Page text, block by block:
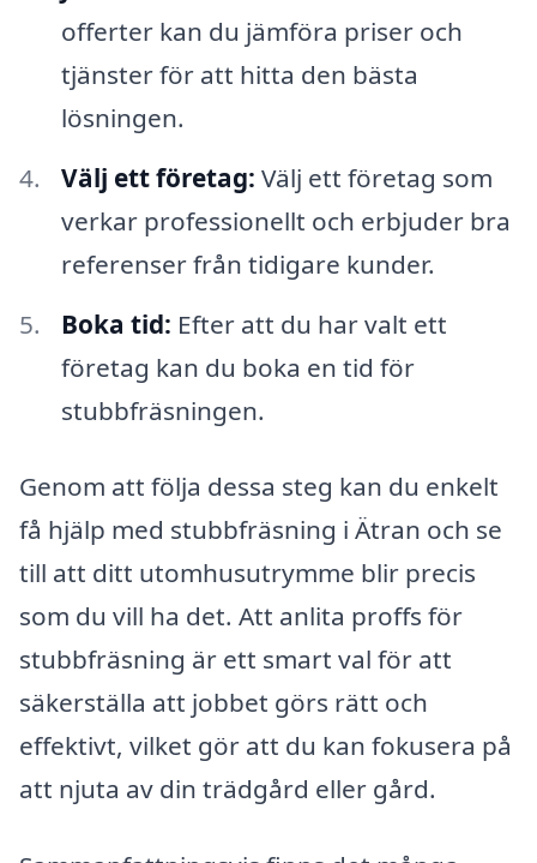
offerter kan du jämföra priser och
tjänster för att hitta den bästa
lösningen.
Välj ett företag: Välj ett företag som
verkar professionellt och erbjuder bra
referenser från tidigare kunder.
Boka tid: Efter att du har valt ett
företag kan du boka en tid för
stubbfräsningen.
Genom att följa dessa steg kan du enkelt
få hjälp med stubbfräsning i Ätran och se
till att ditt utomhusutrymme blir precis
som du vill ha det. Att anlita proffs för
stubbfräsning är ett smart val för att
säkerställa att jobbet görs rätt och
effektivt, vilket gör att du kan fokusera på
att njuta av din trädgård eller gård.